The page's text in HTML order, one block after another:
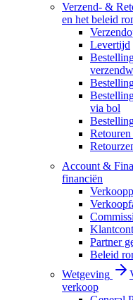
Verzend- &
en het beleid
Levertijd
via bol
Retouren
Account &
financiën
Partner
Beleid
Wetgeving
verkoop